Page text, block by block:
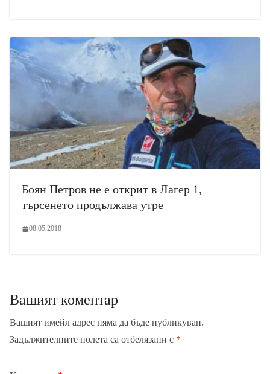
Боян Петров не е открит в Лагер 1,
търсенето продължава утре
08.05.2018
Вашият коментар
Вашият имейл адрес няма да бъде публикуван.
Задължителните полета са отбелязани с *